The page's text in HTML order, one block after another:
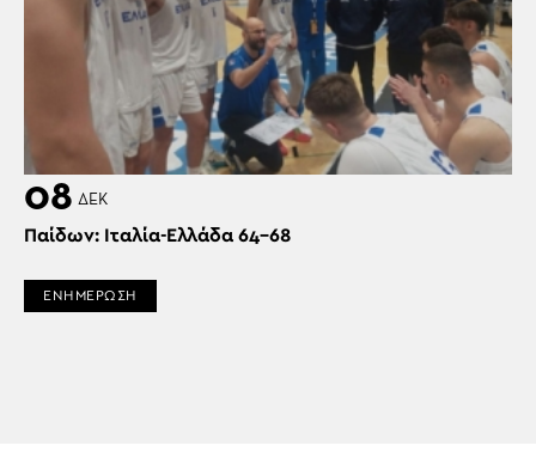
08 ΔΕΚ
Παίδων: Ιταλία-Ελλάδα 64-68
ΕΝΗΜΕΡΩΣΗ